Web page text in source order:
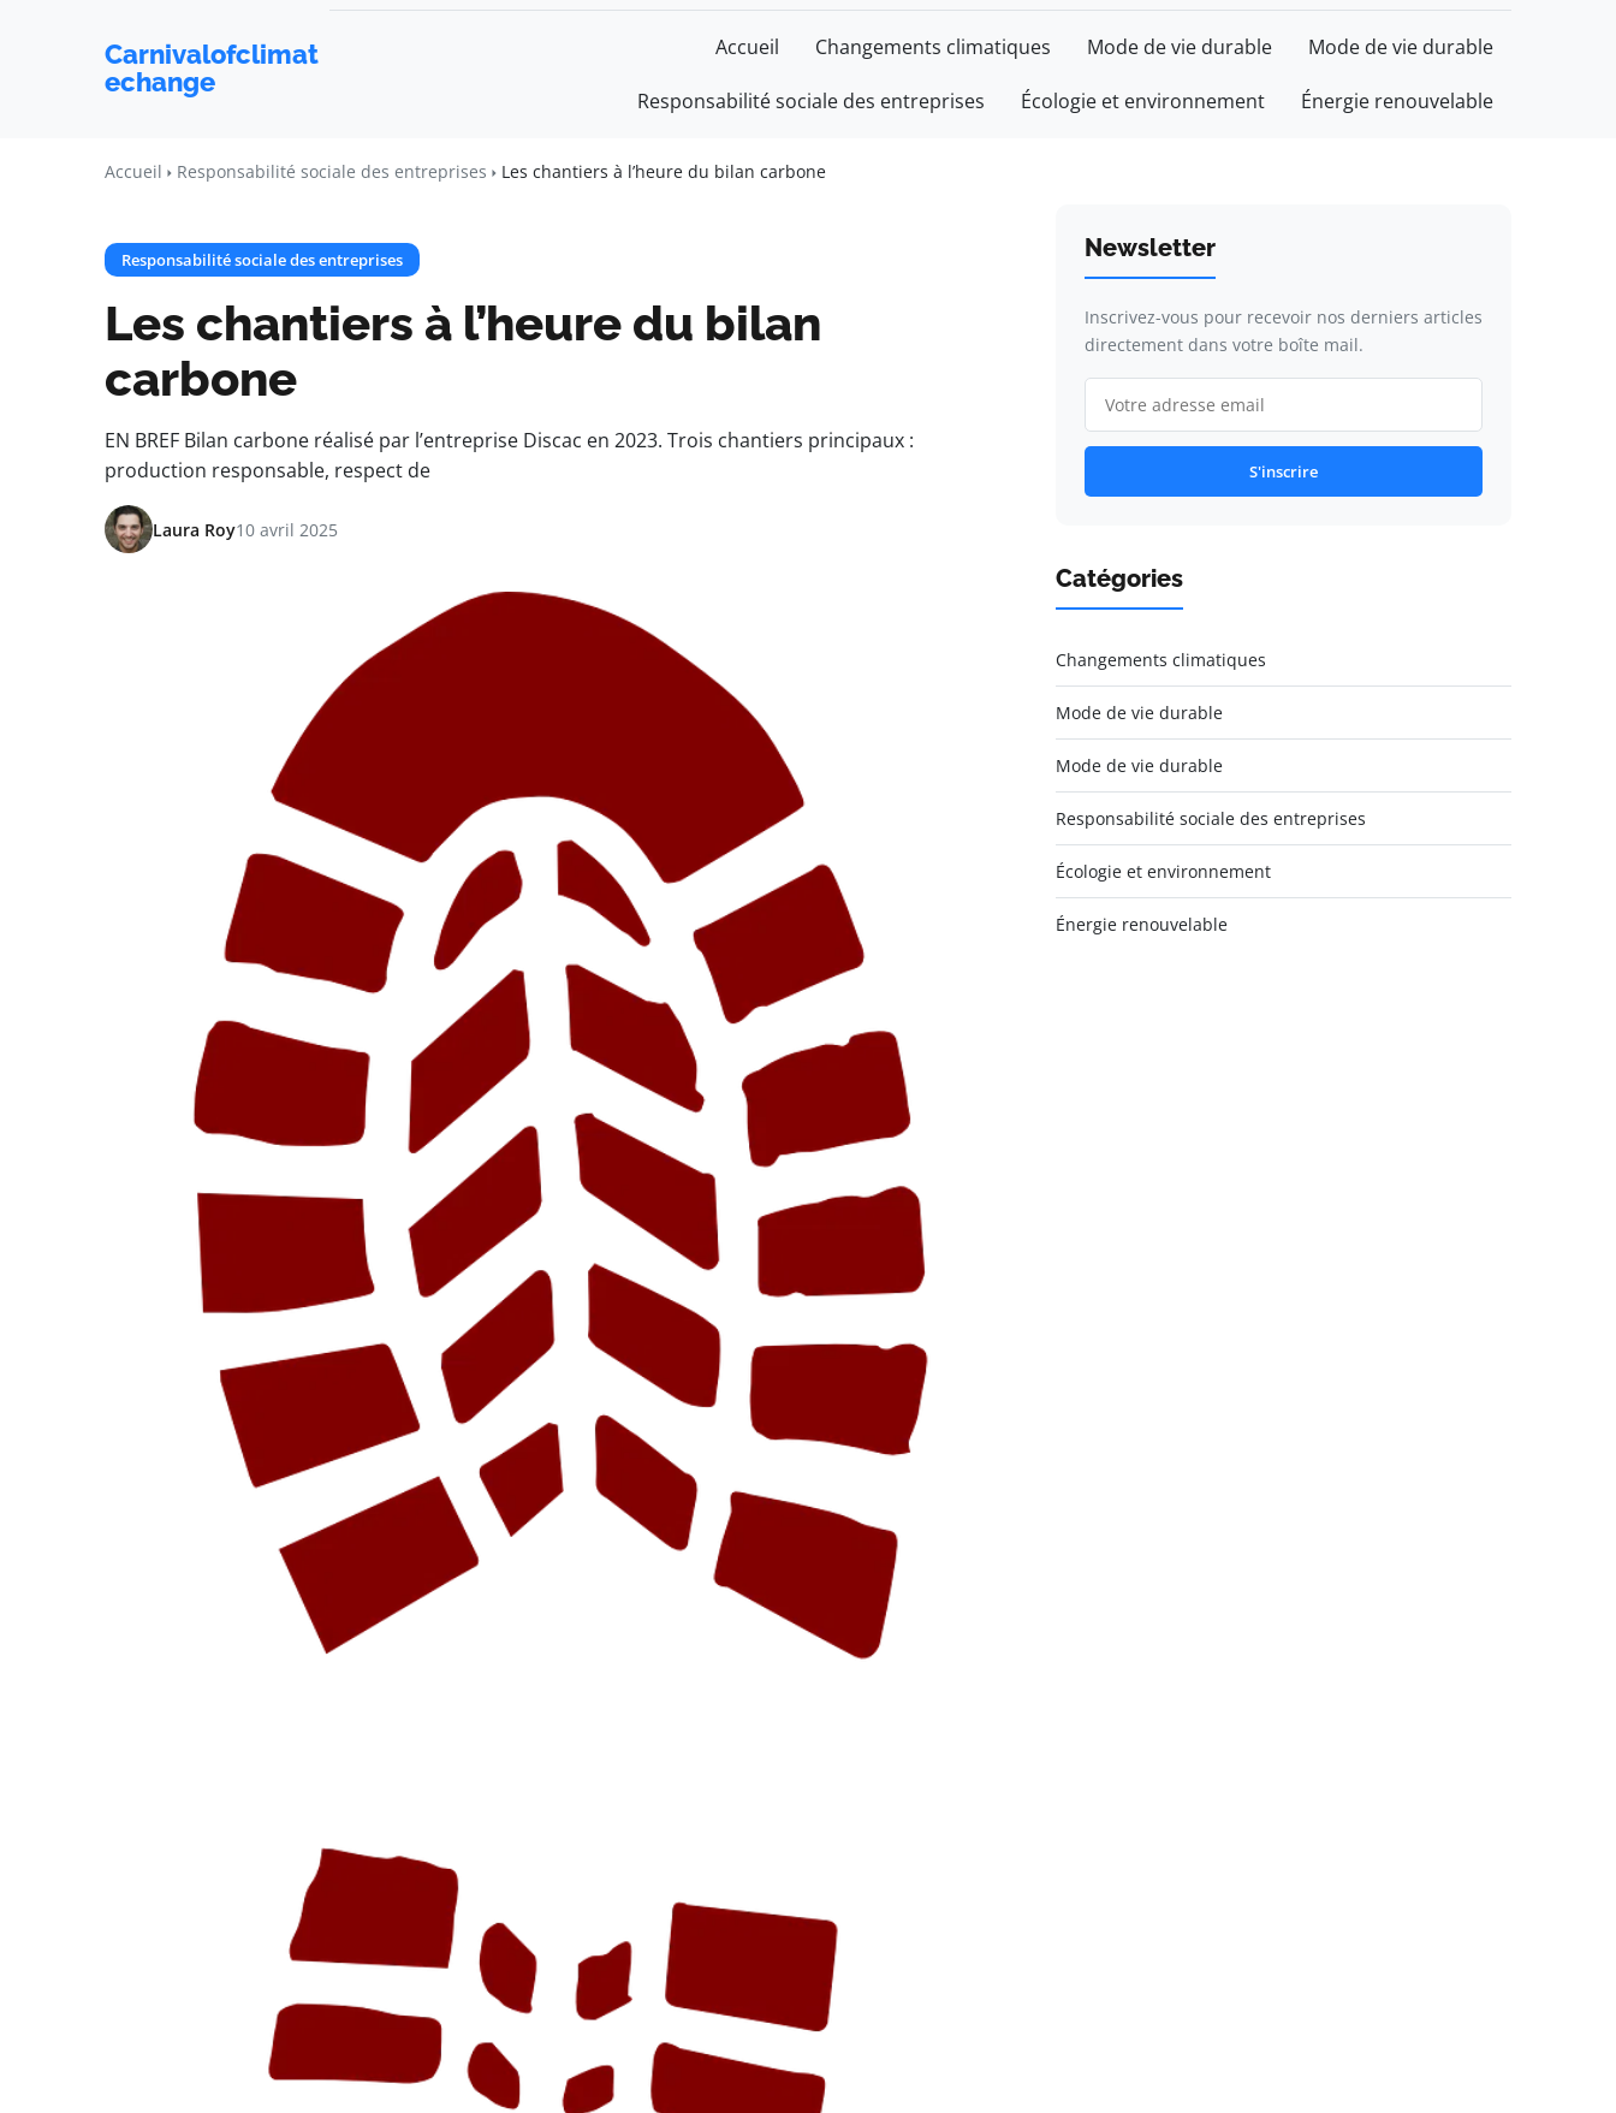
Carnivalofclimat
echange
Accueil Changements climatiques Mode de vie durable Mode de vie durable
Responsabilité sociale des entreprises Écologie et environnement Énergie renouvelable
Accueil Responsabilité sociale des entreprises Les chantiers à l’heure du bilan carbone
Responsabilité sociale des entreprises
Les chantiers à l’heure du bilan
carbone
EN BREF Bilan carbone réalisé par l’entreprise Discac en 2023. Trois chantiers principaux :
production responsable, respect de
Laura Roy10 avril 2025
Newsletter
Inscrivez-vous pour recevoir nos derniers articles
directement dans votre boîte mail.
S'inscrire
Catégories
Changements climatiques
Mode de vie durable
Mode de vie durable
Responsabilité sociale des entreprises
Écologie et environnement
Énergie renouvelable